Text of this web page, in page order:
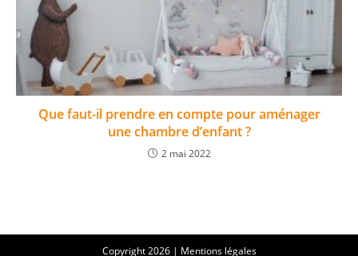
Que faut-il prendre en compte pour aménager
une chambre d’enfant ?
2 mai 2022
Copyright 2026 | Mentions légales